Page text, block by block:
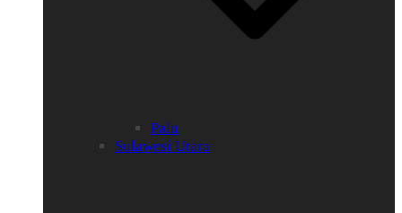
Palu
Sulawesi Utara